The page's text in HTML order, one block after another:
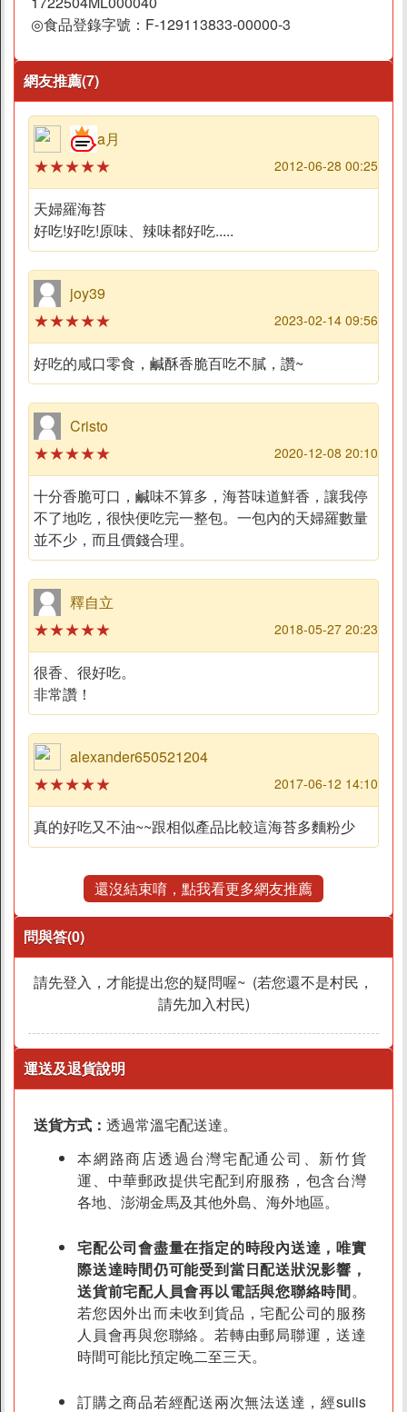
◎食品登錄字號：F-129113833-00000-3
網友推薦(7)
a月
★★★★★ 2012-06-28 00:25
天婦羅海苔
好吃!好吃!原味、辣味都好吃.....
joy39
★★★★★ 2023-02-14 09:56
好吃的咸口零食，鹹酥香脆百吃不膩，讚~
Cristo
★★★★★ 2020-12-08 20:10
十分香脆可口，鹹味不算多，海苔味道鮮香，讓我停
不了地吃，很快便吃完一整包。一包內的天婦羅數量
並不少，而且價錢合理。
釋自立
★★★★★ 2018-05-27 20:23
很香、很好吃。
非常讚！
alexander650521204
★★★★★ 2017-06-12 14:10
真的好吃又不油~~跟相似產品比較這海苔多麵粉少
還沒結束唷，點我看更多網友推薦
問與答(0)
請先登入，才能提出您的疑問喔~ (若您還不是村民，
請先加入村民)
運送及退貨說明
送貨方式： 透過常溫宅配送達。
本網路商店透過台灣宅配通公司、新竹貨
運、中華郵政提供宅配到府服務，包含台灣
各地、澎湖金馬及其他外島、海外地區。
宅配公司會盡量在指定的時段內送達，唯實
際送達時間仍可能受到當日配送狀況影響，
送貨前宅配人員會再以電話與您聯絡時間。
若您因外出而未收到貨品，宅配公司的服務
人員會再與您聯絡。若轉由郵局聯運，送達
時間可能比預定晚二至三天。
訂購之商品若經配送兩次無法送達，經suiis